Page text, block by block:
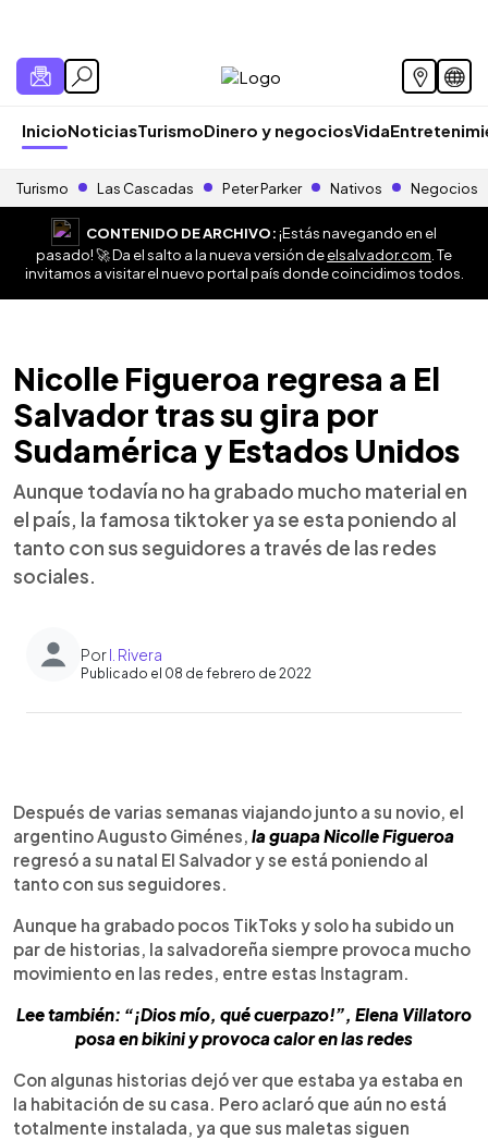
InicioNoticiasTurismoDinero y negociosVida
Turismo Las Cascadas Peter Parker Nativos Negocios
CONTENIDO DE ARCHIVO:¡Estás navegando en el
pasado! 🚀 Da el salto a la nueva versión deelsalvador.com . Te
invitamos a visitar el nuevo portal país donde coincidimos todos.
Nicolle Figueroa regresa a El
Salvador tras su gira por
Sudamérica y Estados Unidos
Aunque todavía no ha grabado mucho material en
el país, la famosa tiktoker ya se esta poniendo al
tanto con sus seguidores a través de las redes
sociales.
PorI. Rivera
Publicado el 08 de febrero de 2022
► Escuchar artículo
Después de varias semanas viajando junto a su novio, el
argentino Augusto Giménes, la guapa Nicolle Figueroa
regresó a su natal El Salvador y se está poniendo al
tanto con sus seguidores.
Aunque ha grabado pocos TikToks y solo ha subido un
par de historias, la salvadoreña siempre provoca mucho
movimiento en las redes, entre estas Instagram.
Lee también: “¡Dios mío, qué cuerpazo!”, Elena Villatoro
posa en bikini y provoca calor en las redes
Con algunas historias dejó ver que estaba ya estaba en
la habitación de su casa. Pero aclaró que aún no está
totalmente instalada, ya que sus maletas siguen